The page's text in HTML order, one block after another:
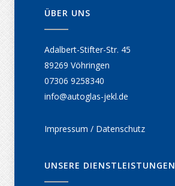
ÜBER UNS
Adalbert-Stifter-Str. 45
89269 Vöhringen
07306 9258340
info@autoglas-jekl.de
Impressum / Datenschutz
UNSERE DIENSTLEISTUNGEN